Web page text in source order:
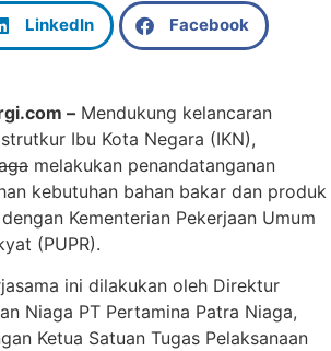
LinkedIn Facebook
– Mendukung kelancaran
Ibu Kota Negara (IKN),
melakukan penandatanganan
kebutuhan bahan bakar dan produk
Kementerian Pekerjaan Umum
(PUPR).
ini dilakukan oleh Direktur
Niaga PT Pertamina Patra Niaga,
Ketua Satuan Tugas Pelaksanaan